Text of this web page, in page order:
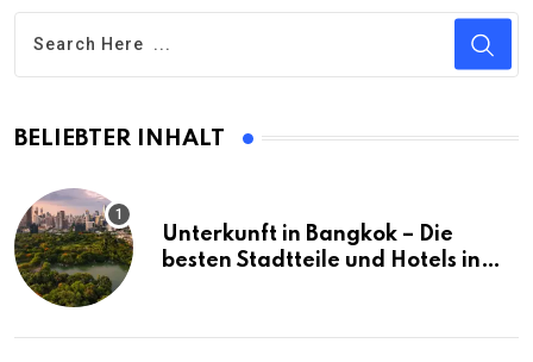
BELIEBTER INHALT
Unterkunft in Bangkok – Die
besten Stadtteile und Hotels in